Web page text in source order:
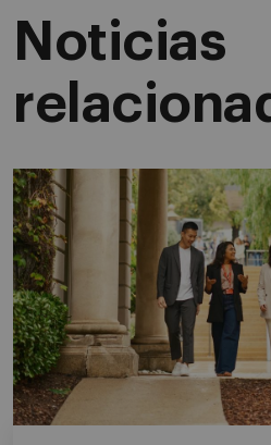
Noticias